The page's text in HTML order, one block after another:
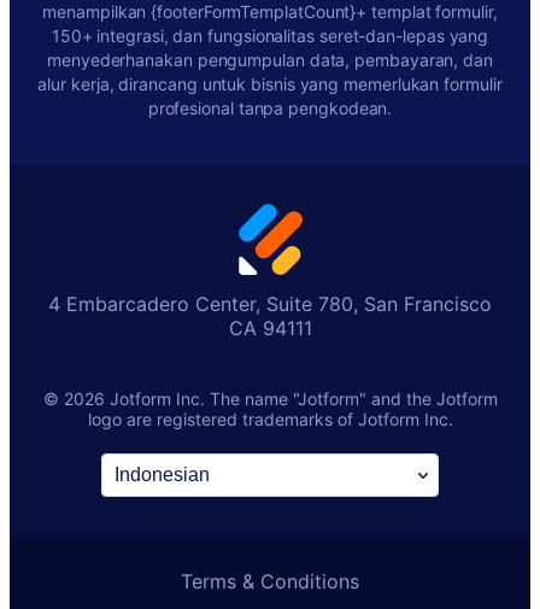
menampilkan {footerFormTemplatCount}+ templat formulir,
150+ integrasi, dan fungsionalitas seret-dan-lepas yang
menyederhanakan pengumpulan data, pembayaran, dan
alur kerja, dirancang untuk bisnis yang memerlukan formulir
profesional tanpa pengkodean.
4 Embarcadero Center, Suite 780, San Francisco
CA 94111
© 2026 Jotform Inc. The name "Jotform" and the Jotform
logo are registered trademarks of Jotform Inc.
Terms & Conditions